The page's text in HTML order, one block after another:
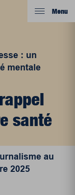
Menu
: un
mentale
santé
au
2025